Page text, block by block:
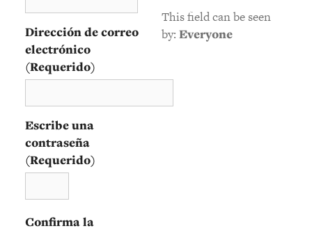
Dirección de correo
electrónico
(Requerido)
Escribe una
contraseña
(Requerido)
Confirma la
This field can be seen
by: Everyone